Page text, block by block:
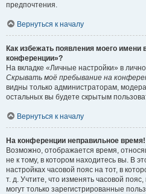
предпочтения.
Вернуться к началу
Как избежать появления моего имени
конференции»?
На вкладке «Личные настройки» в
Скрывать моё пребывание на
видны только администраторам,
остальных вы будете скрытым
Вернуться к началу
На конференции неправильное время!
Возможно, отображается время,
не к тому, в котором находитесь вы. В
настройках часовой пояс на тот, в
т. д. Учтите, что изменять часовой
могут только зарегистрированные